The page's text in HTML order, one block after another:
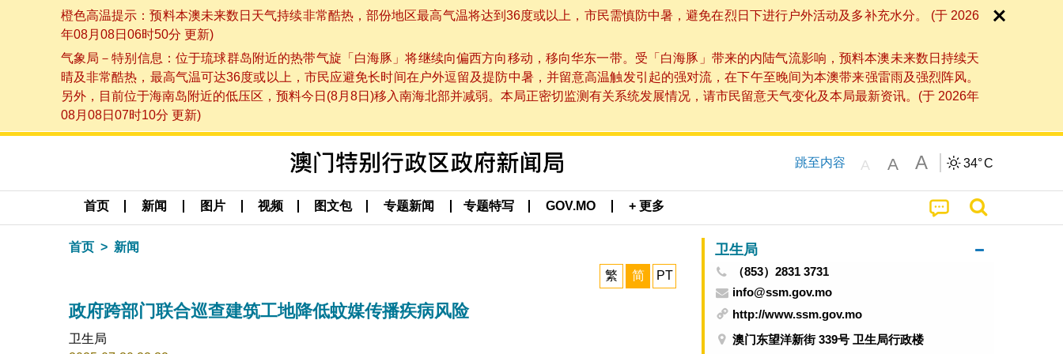
橙色高温提示：预料本澳未来数日天气持续非常酷热，部份地区最高气温将达到36度或以上，市民需慎防中暑，避免在烈日下进行户外活动及多补充水分。 (于 2026
年08月08日06时50分 更新)
气象局－特别信息：位于琉球群岛附近的热带气旋「白海豚」将继续向偏西方向移动，移向华东一带。受「白海豚」带来的内陆气流影响，预料本澳未来数日持续天
晴及非常酷热，最高气温可达36度或以上，市民应避免长时间在户外逗留及提防中暑，并留意高温触发引起的强对流，在下午至晚间为本澳带来强雷雨及强烈阵风。
另外，目前位于海南岛附近的低压区，预料今日(8月8日)移入南海北部并减弱。本局正密切监测有关系统发展情况，请市民留意天气变化及本局最新资讯。(于 2026年
08月08日07时10分 更新)
跳至内容 A A A 34°C
首页 新闻 图片 视频 图文包 专题新闻 专题特写 GOV.MO + 更多
首页 新闻
繁 简 PT
政府跨部门联合巡查建筑工地降低蚊媒传播疾病风险
卫生局
卫生局
（853）2831 3731
info@ssm.gov.mo
http://www.ssm.gov.mo
澳门东望洋新街 339号 卫生局行政楼